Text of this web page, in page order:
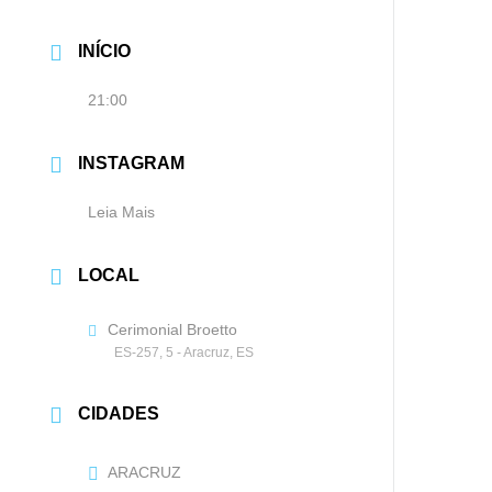
INÍCIO
21:00
INSTAGRAM
Leia Mais
LOCAL
Cerimonial Broetto
ES-257, 5 - Aracruz, ES
CIDADES
ARACRUZ